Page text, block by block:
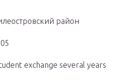
район
exchange several years